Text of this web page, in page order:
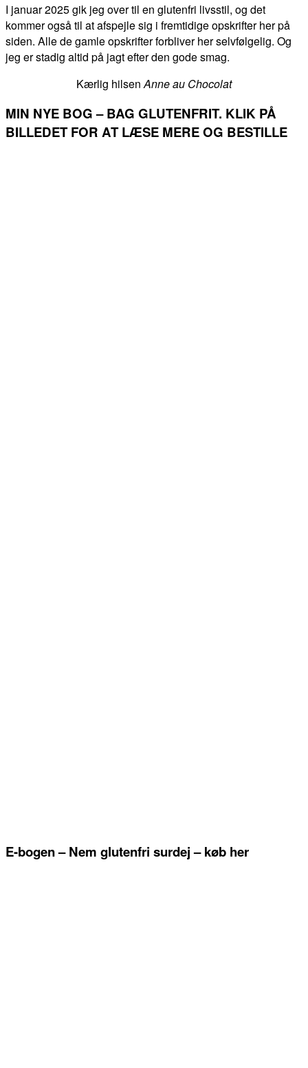
I januar 2025 gik jeg over til en glutenfri livsstil, og det
kommer også til at afspejle sig i fremtidige opskrifter her på
siden. Alle de gamle opskrifter forbliver her selvfølgelig. Og
jeg er stadig altid på jagt efter den gode smag.
Kærlig hilsenAnne au Chocolat
MIN NYE BOG – BAG GLUTENFRIT. KLIK PÅ
BILLEDET FOR AT LÆSE MERE OG BESTILLE
E-bogen – Nem glutenfri surdej – køb her